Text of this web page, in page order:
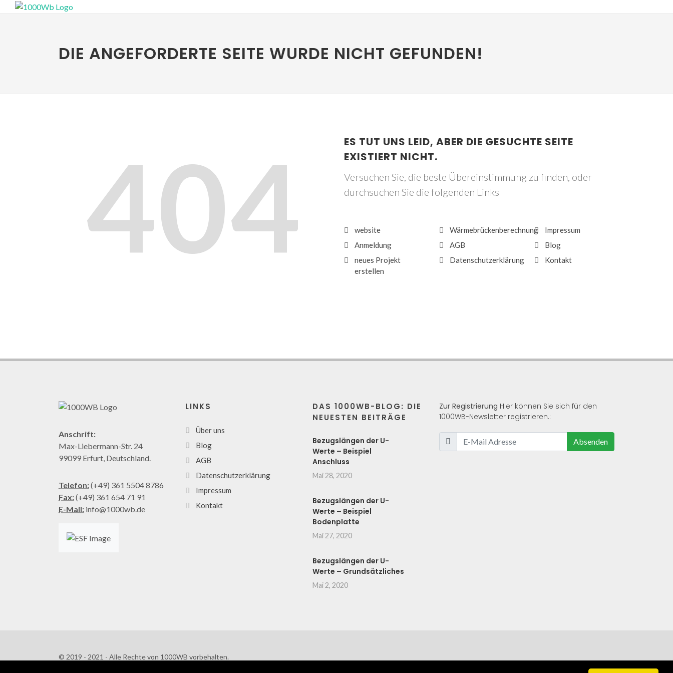
DIE ANGEFORDERTE SEITE WURDE NICHT GEFUNDEN!
404
ES TUT UNS LEID, ABER DIE GESUCHTE SEITE
EXISTIERT NICHT.
Versuchen Sie, die beste Übereinstimmung zu finden, oder
durchsuchen Sie die folgenden Links
website
Anmeldung
neues Projekt
erstellen
Wärmebrückenberechnung
AGB
Datenschutzerklärung
Impressum
Blog
Kontakt
Anschrift:
Max-Liebermann-Str. 24
99099 Erfurt, Deutschland.
Telefon:(+49) 361 5504 8786
Fax:(+49) 361 654 71 91
E-Mail: info@1000wb.de
LINKS
Über uns
Blog
AGB
Datenschutzerklärung
Impressum
Kontakt
DAS 1000WB-BLOG: DIE
NEUESTEN BEITRÄGE
Bezugslängen der U-
Werte – Beispiel
Anschluss
Mai 28, 2020
Bezugslängen der U-
Werte – Beispiel
Bodenplatte
Mai 27, 2020
Bezugslängen der U-
Werte – Grundsätzliches
Mai 2, 2020
Zur Registrierung Hier können Sie sich für den
1000WB-Newsletter registrieren.:
Absenden
© 2019 - 2021 - Alle Rechte von 1000WB vorbehalten.